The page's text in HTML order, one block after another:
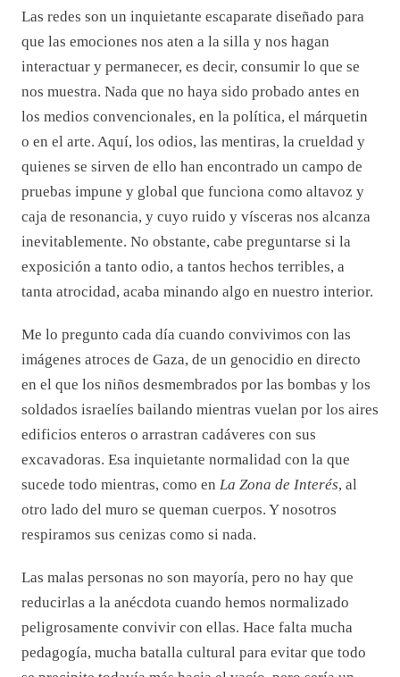
Las redes son un inquietante escaparate diseñado para
que las emociones nos aten a la silla y nos hagan
interactuar y permanecer, es decir, consumir lo que se
nos muestra. Nada que no haya sido probado antes en
los medios convencionales, en la política, el márquetin
o en el arte. Aquí, los odios, las mentiras, la crueldad y
quienes se sirven de ello han encontrado un campo de
pruebas impune y global que funciona como altavoz y
caja de resonancia, y cuyo ruido y vísceras nos alcanza
inevitablemente. No obstante, cabe preguntarse si la
exposición a tanto odio, a tantos hechos terribles, a
tanta atrocidad, acaba minando algo en nuestro interior.
Me lo pregunto cada día cuando convivimos con las
imágenes atroces de Gaza, de un genocidio en directo
en el que los niños desmembrados por las bombas y los
soldados israelíes bailando mientras vuelan por los aires
edificios enteros o arrastran cadáveres con sus
excavadoras. Esa inquietante normalidad con la que
sucede todo mientras, como en La Zona de Interés, al
otro lado del muro se queman cuerpos. Y nosotros
respiramos sus cenizas como si nada.
Las malas personas no son mayoría, pero no hay que
reducirlas a la anécdota cuando hemos normalizado
peligrosamente convivir con ellas. Hace falta mucha
pedagogía, mucha batalla cultural para evitar que todo